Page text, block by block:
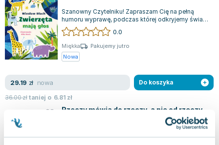
Szanowny Czytelniku! Zapraszam Cię na pełną
humoru wyprawę, podczas której odkryjemy świat
zwierząt zarówno tych znanych z bliskie...
0.0
Miękka
Pakujemy jutro
Nowa
29.19 zł nowa
36.00złtaniej o 6.81 zł
Do koszyka
Rzeczy mówią do rzeczy, a nie od rzeczy
2025| Wiesław Błach
Jeżeli zdarza Ci się obawiać, że Twoje rozmowy są